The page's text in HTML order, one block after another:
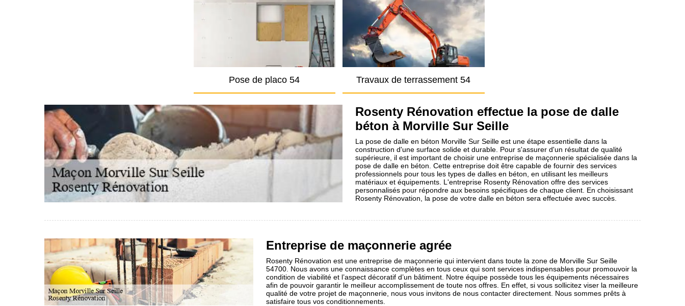
Pose de placo 54 Travaux de terrassement 54
Rosenty Rénovation effectue la pose de dalle
béton à Morville Sur Seille
La pose de dalle en béton Morville Sur Seille est une étape essentielle dans la
construction d'une surface solide et durable. Pour s'assurer d'un résultat de qualité
supérieure, il est important de choisir une entreprise de maçonnerie spécialisée dans la
pose de dalle en béton. Cette entreprise doit être capable de fournir des services
professionnels pour tous les types de dalles en béton, en utilisant les meilleurs
matériaux et équipements. L'entreprise Rosenty Rénovation offre des services
personnalisés pour répondre aux besoins spécifiques de chaque client. En choisissant
Rosenty Rénovation, la pose de votre dalle en béton sera effectuée avec succès.
Entreprise de maçonnerie agrée
Rosenty Rénovation est une entreprise de maçonnerie qui intervient dans toute la zone de Morville Sur Seille
54700. Nous avons une connaissance complètes en tous ceux qui sont services indispensables pour promouvoir la
condition de viabilité et l’aspect décoratif d’un bâtiment. Notre équipe possède tous les équipements nécessaires
afin de pouvoir garantir le meilleur accomplissement de toute nos offres. En effet, si vous sollicitez viser la meilleure
qualité de votre projet de maçonnerie, nous vous invitons de nous contacter directement. Nous sommes prêts à
satisfaire tous vos conditionnements.